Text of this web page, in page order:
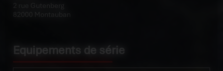
2 rue Gutenberg
82000 Montauban
Equipements de série